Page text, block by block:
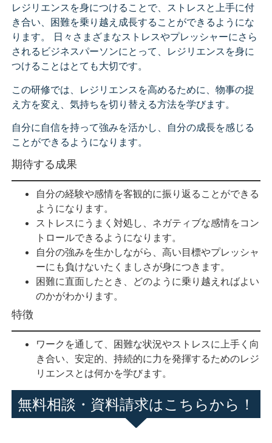
レジリエンスを身につけることで、ストレスと上手に付
き合い、困難を乗り越え成長することができるようにな
ります。 日々さまざまなストレスやプレッシャーにさら
されるビジネスパーソンにとって、レジリエンスを身に
つけることはとても大切です。
この研修では、レジリエンスを高めるために、物事の捉
え方を変え、気持ちを切り替える方法を学びます。
自分に自信を持って強みを活かし、自分の成長を感じる
ことができるようになります。
期待する成果
自分の経験や感情を客観的に振り返ることができる
ようになります。
ストレスにうまく対処し、ネガティブな感情をコン
トロールできるようになります。
自分の強みを生かしながら、高い目標やプレッシャ
ーにも負けないたくましさが身につきます。
困難に直面したとき、どのように乗り越えればよい
のかがわかります。
特徴
ワークを通して、困難な状況やストレスに上手く向
き合い、安定的、持続的に力を発揮するためのレジ
リエンスとは何かを学びます。
無料相談・資料請求はこちらから！